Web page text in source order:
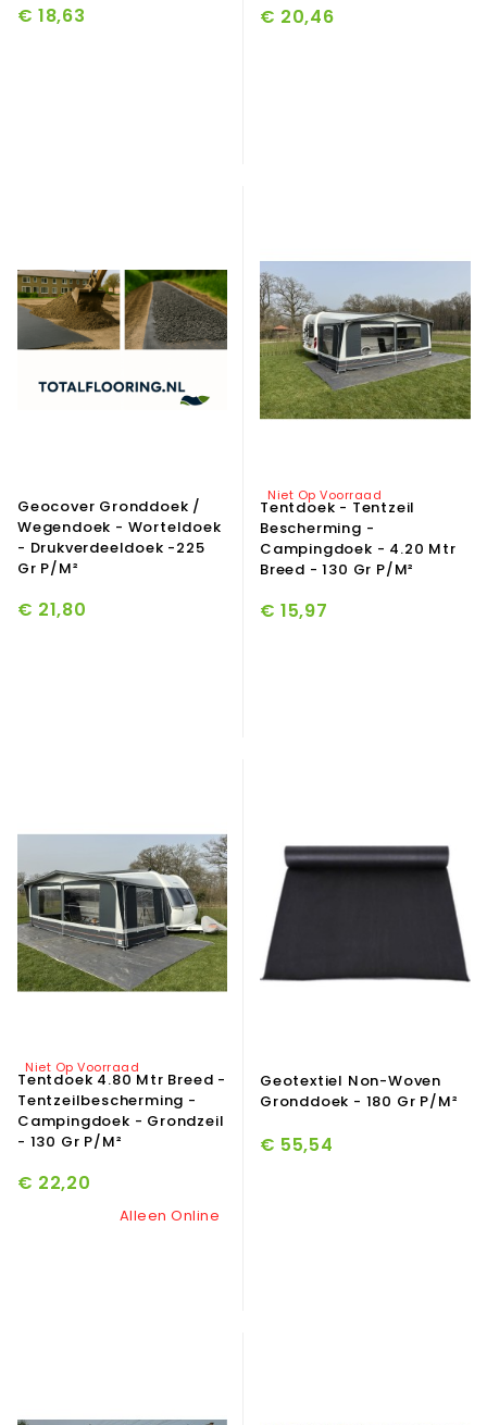
€ 18,63 € 20,46
Geocover Gronddoek /
Wegendoek - Worteldoek
- Drukverdeeldoek -225
Gr P/m²
€ 21,80
Niet Op Voorraad
Tentdoek - Tentzeil
Bescherming -
Campingdoek - 4.20 Mtr
Breed - 130 Gr P/m²
€ 15,97
Alleen Online
Niet Op Voorraad
Tentdoek 4.80 Mtr Breed -
Tentzeilbescherming -
Campingdoek - Grondzeil
- 130 Gr P/m²
€ 22,20
Geotextiel Non-Woven
Gronddoek - 180 Gr P/m²
€ 55,54